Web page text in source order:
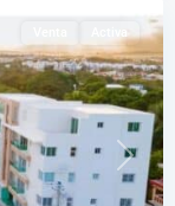
Next